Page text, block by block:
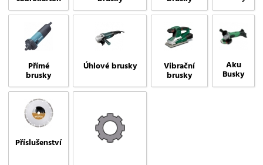
Přímé
brusky
Úhlové brusky Vibrační
brusky
Aku
Busky
Příslušenství